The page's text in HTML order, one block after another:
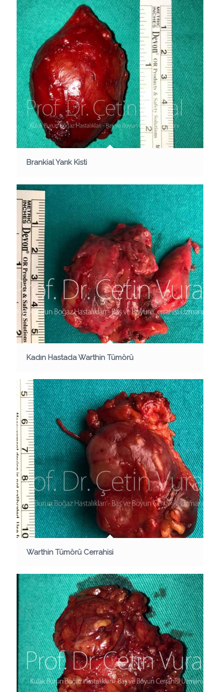
Brankial Yarık Kisti
Kadın Hastada Warthin Tümörü
Warthin Tümörü Cerrahisi